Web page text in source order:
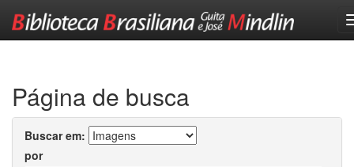
Página de busca
Buscar em:
por